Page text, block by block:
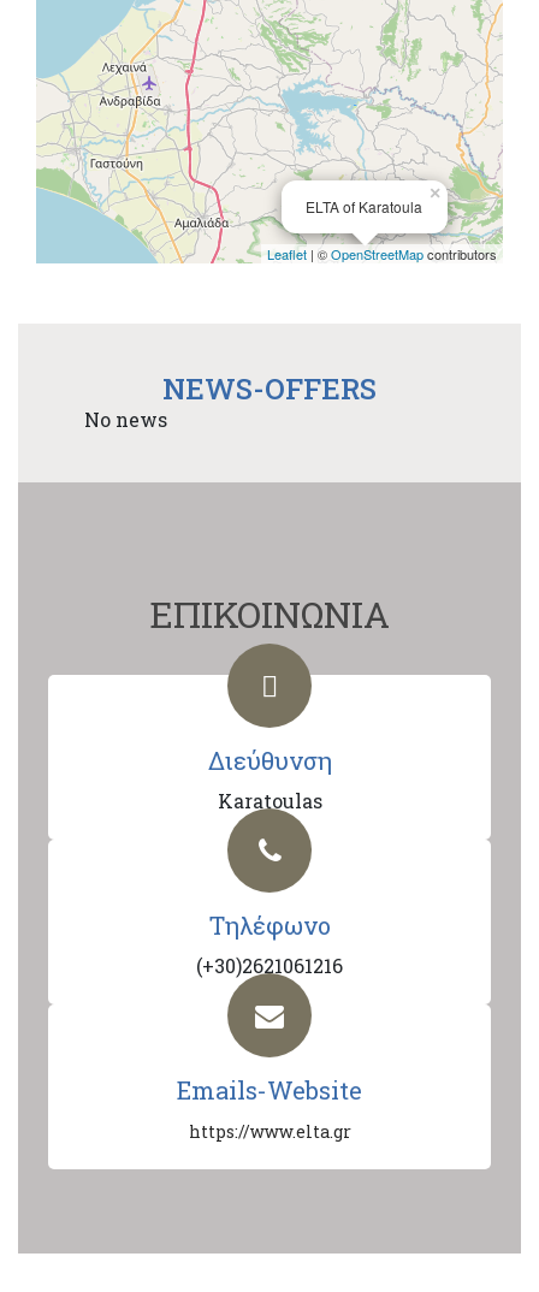
ELTA of Karatoula
×
Leaflet | ©OpenStreetMapcontributors
NEWS-OFFERS
No news
ΕΠΙΚΟΙΝΩΝΙΑ
Διεύθυνση
Karatoulas
Τηλέφωνο
(+30)2621061216
Emails-Website
https://www.elta.gr